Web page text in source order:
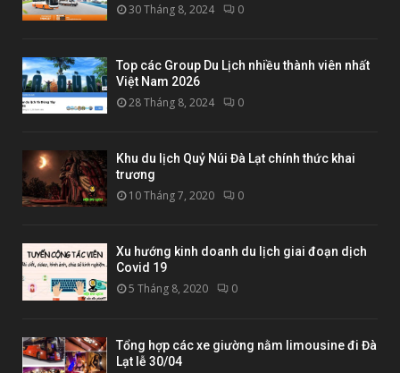
30 Tháng 8, 2024 0
Top các Group Du Lịch nhiều thành viên nhất
Việt Nam 2026
28 Tháng 8, 2024 0
Khu du lịch Quỷ Núi Đà Lạt chính thức khai
trương
10 Tháng 7, 2020 0
Xu hướng kinh doanh du lịch giai đoạn dịch
Covid 19
5 Tháng 8, 2020 0
Tổng hợp các xe giường nằm limousine đi Đà
Lạt lễ 30/04